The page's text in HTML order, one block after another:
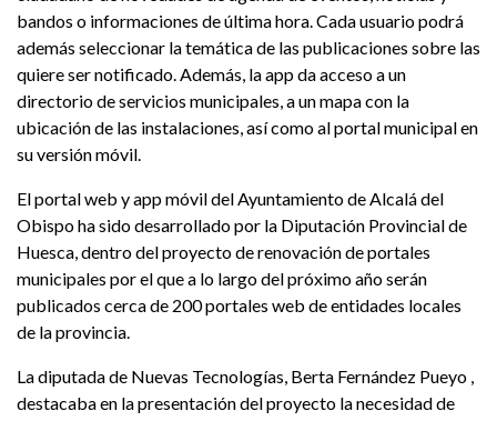
bandos o informaciones de última hora. Cada usuario podrá
además seleccionar la temática de las publicaciones sobre las
quiere ser notificado. Además, la app da acceso a un
directorio de servicios municipales, a un mapa con la
ubicación de las instalaciones, así como al portal municipal en
su versión móvil.
El portal web y app móvil del Ayuntamiento de Alcalá del
Obispo ha sido desarrollado por la Diputación Provincial de
Huesca, dentro del proyecto de renovación de portales
municipales por el que a lo largo del próximo año serán
publicados cerca de 200 portales web de entidades locales
de la provincia.
La diputada de Nuevas Tecnologías, Berta Fernández Pueyo ,
destacaba en la presentación del proyecto la necesidad de